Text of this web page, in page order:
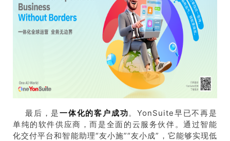
最后，是一体化的客户成功。YonSuite早已不再是
单纯的软件供应商，而是全面的云服务伙伴。通过智能
化交付平台和智能助理“友小施”“友小成”，它能够实现低